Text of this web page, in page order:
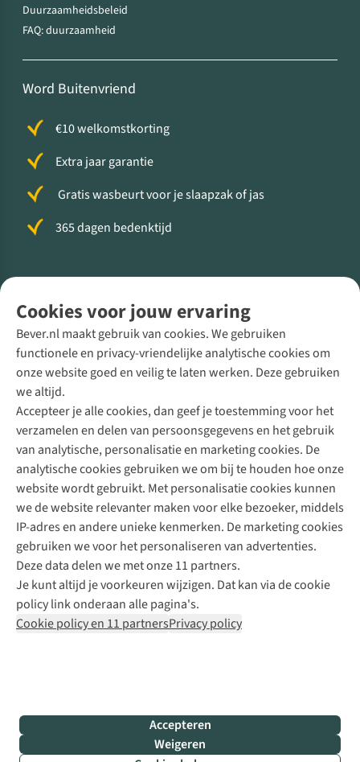
Cookies voor jouw ervaring
Bever.nl maakt gebruik van cookies. We gebruiken
functionele en privacy-vriendelijke analytische cookies om
onze website goed en veilig te laten werken. Deze gebruiken
we altijd.
Accepteer je alle cookies, dan geef je toestemming voor het
verzamelen en delen van persoonsgegevens en het gebruik
van analytische, personalisatie en marketing cookies. De
analytische cookies gebruiken we om bij te houden hoe onze
website wordt gebruikt. Met personalisatie cookies kunnen
we de website relevanter maken voor elke bezoeker, middels
IP-adres en andere unieke kenmerken. De marketing cookies
gebruiken we voor het personaliseren van advertenties.
Deze data delen we met onze 11 partners.
Je kunt altijd je voorkeuren wijzigen. Dat kan via de cookie
policy link onderaan alle pagina's.
Cookie policy en 11 partnersPrivacy policy
Accepteren
Weigeren
Duurzaamheidsbeleid
FAQ: duurzaamheid
Word Buitenvriend
€10 welkomstkorting
Extra jaar garantie
Gratis wasbeurt voor je slaapzak of jas
365 dagen bedenktijd
Direct advies van een Buitenexpert
+31 (0)85 888 50 88
+31 6 12 28 49 80
Contactformulier
Bever
B.V.